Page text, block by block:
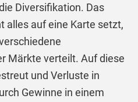
Diversifikation. Das
alles auf eine Karte setzt,
Märkte verteilt. Auf diese
und Verluste in
Gewinne in einem